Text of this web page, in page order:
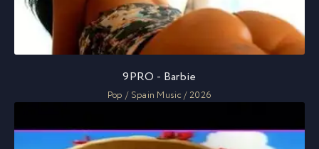
9PRO - Barbie
Pop / Spain Music / 2026